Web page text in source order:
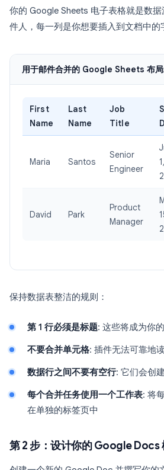
你的 Google Sheets 电子表格就是数
件人，每一列是你想要插入到文档中的
用于邮件合并的 Google Sheets 布局
First
Name
Last
Name
Job
Title
Maria Santos
Senior
Engineer
1,
David Park
Product
Manager
保持数据表整洁的规则：
第 1 行必须是标题: 这些将成为你
不要合并单元格: 插件无法可靠地
数据行之间不要有空行: 它们会创
每个合并任务使用一个工作表: 将
在单独的标签页中
第 2 步：设计你的 Google Docs